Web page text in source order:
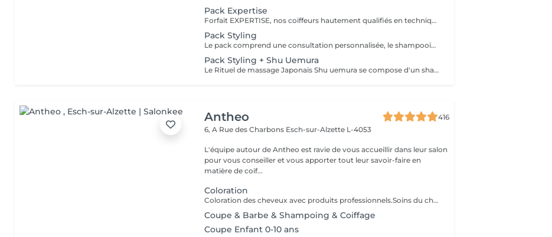
Pack Expertise
Forfait EXPERTISE, nos coiffeurs hautement qualifiés en technique anglo-saxonne, en formation continu et diplômés d’une académie anglaise à Paris. Vous offre une séance d’une heure avec votre coach en suivi beauté. Ce pack inclus : 1 h de prestation Un diagnostique personnalisé Shampoing spécifique Haircare Conditioner spécifique Produit de coiffage Coupe Styling Produit de finition
Pack Styling
Le pack comprend une consultation personnalisée, le shampooing et le conditionneur spécifiques REDKEN/ SHU UEMURA , le séchage et les produits de styling REDKEN/ SHU UEMURA * Tarifs à titre indicatifs à confirmer après la consultation personnalisée établit auprès de votre coiffeur/stylist/spécialiste * La direction se réserve le droit d’apporter des modifications pour le bon fonctionnement du salon
Pack Styling + Shu Uemura
Le Rituel de massage Japonais Shu uemura se compose d'un shampooing et d'un soin d'une durée de 30 minutes pour une relaxation une une réparation intense du cheveu et ensuite le pack styling
Antheo
416
6, A Rue des Charbons Esch-sur-Alzette L-4053
L'équipe autour de Antheo est ravie de vous accueillir dans leur salon
pour vous conseiller et vous apporter tout leur savoir-faire en
matière de coif...
Coloration
Coloration des cheveux avec produits professionnels.Soins du cheveux pre et post coloration.
Coupe & Barbe & Shampoing & Coiffage
Coupe Enfant 0-10 ans